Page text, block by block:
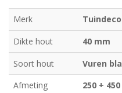
Merk
Tuindeco
Dikte hout
40 mm
Soort hout
Vuren
Afmeting
250 +